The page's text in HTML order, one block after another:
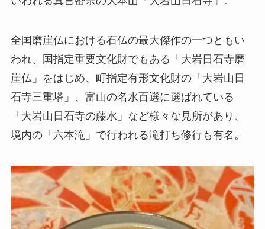
全国磨崖仏における石仏の最大傑作の一つともい
われ、国指定重要文化財でもある「大岩日石寺磨
崖仏」をはじめ、町指定有形文化財の「大岩山日
石寺三重塔」、富山の名水百選に選ばれている
「大岩山日石寺の藤水」など様々な見所があり、
境内の「六本滝」で行われる滝打ち修行も有名。